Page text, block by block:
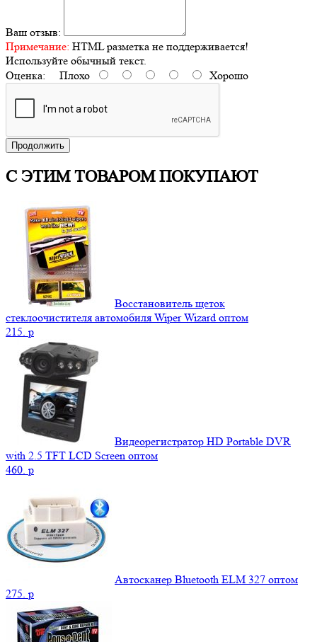
Ваш отзыв:
Примечание: HTML разметка не поддерживается!
Используйте обычный текст.
Оценка: Плохо Хорошо
Продолжить
С ЭТИМ ТОВАРОМ ПОКУПАЮТ
Восстановитель щеток
стеклоочистителя автомобиля Wiper Wizard оптом
215. p
Видеорегистратор HD Portable DVR
with 2.5 TFT LCD Screen оптом
460. p
Автосканер Bluetooth ELM 327 оптом
275. p